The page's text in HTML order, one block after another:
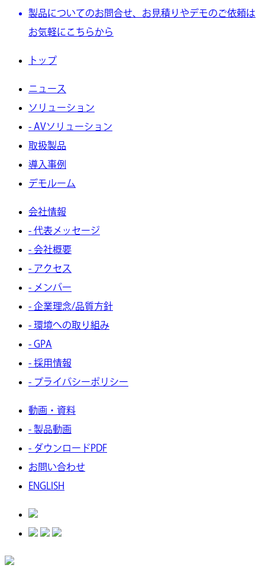
製品についてのお問合せ、お見積りやデモのご依頼は
お気軽にこちらから
トップ
ニュース
ソリューション
- AVソリューション
取扱製品
導入事例
デモルーム
会社情報
- 代表メッセージ
- 会社概要
- アクセス
- メンバー
- 企業理念/品質方針
- 環境への取り組み
- GPA
- 採用情報
- プライバシーポリシー
動画・資料
- 製品動画
- ダウンロードPDF
お問い合わせ
ENGLISH